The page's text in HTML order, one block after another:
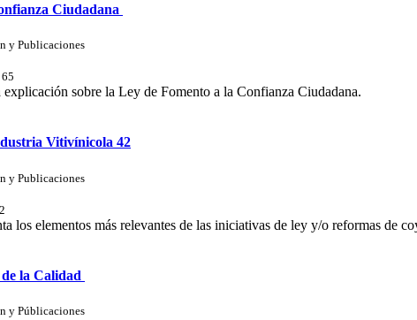
Ciudadana
y Publicaciones
sobre la Ley de Fomento a la Confianza Ciudadana.
Vitivínicola 42
y Publicaciones
los elementos más relevantes de las iniciativas de ley y/o reformas de
la Calidad
y Públicaciones